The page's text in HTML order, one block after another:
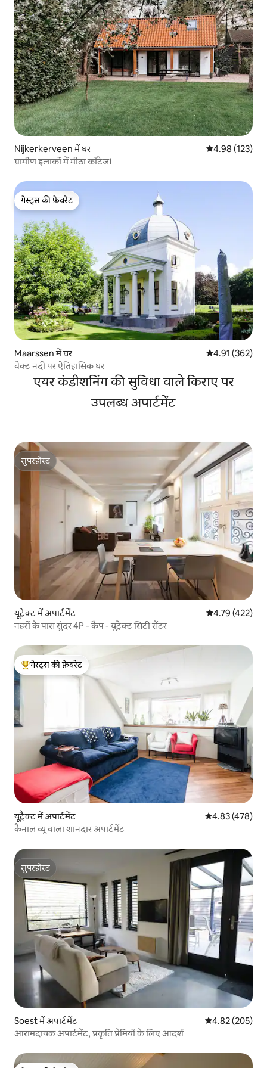
Nijkerkerveen में घर औसत रेटिंग 5 में से
4.98 (123)
ग्रामीण इलाकों में मीठा कॉटेज।
गेस्ट्स की फ़ेवरेट
गेस्ट्स की फ़ेवरेट
Maarssen में घर औसत रेटिंग 5 में से
4.91 (362)
वेक्ट नदी पर ऐतिहासिक घर
एयर कंडीशनिंग की सुविधा वाले किराए पर
उपलब्ध अपार्टमेंट
सुपरहोस्ट
सुपरहोस्ट
यूट्रेक्ट में अपार्टमेंट औसत रेटिंग 5 में से
4.79 (422)
नहरों के पास सुंदर 4P - कैप - यूट्रेक्ट सिटी सेंटर
गेस्ट्स का टॉप फ़ेवरेट
गेस्ट्स की फ़ेवरेट
यूट्रैक्ट में अपार्टमेंट औसत रेटिंग 5 में से
4.83 (478)
कैनाल व्यू वाला शानदार अपार्टमेंट
सुपरहोस्ट
सुपरहोस्ट
Soest में अपार्टमेंट औसत रेटिंग 5 में से
4.82 (205)
आरामदायक अपार्टमेंट, प्रकृति प्रेमियों के लिए आदर्श